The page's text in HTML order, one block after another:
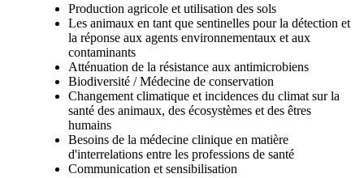
Production agricole et utilisation des sols
Les animaux en tant que sentinelles pour la détection et
la réponse aux agents environnementaux et aux
contaminants
Atténuation de la résistance aux antimicrobiens
Biodiversité / Médecine de conservation
Changement climatique et incidences du climat sur la
santé des animaux, des écosystèmes et des êtres
humains
Besoins de la médecine clinique en matière
d'interrelations entre les professions de santé
Communication et sensibilisation